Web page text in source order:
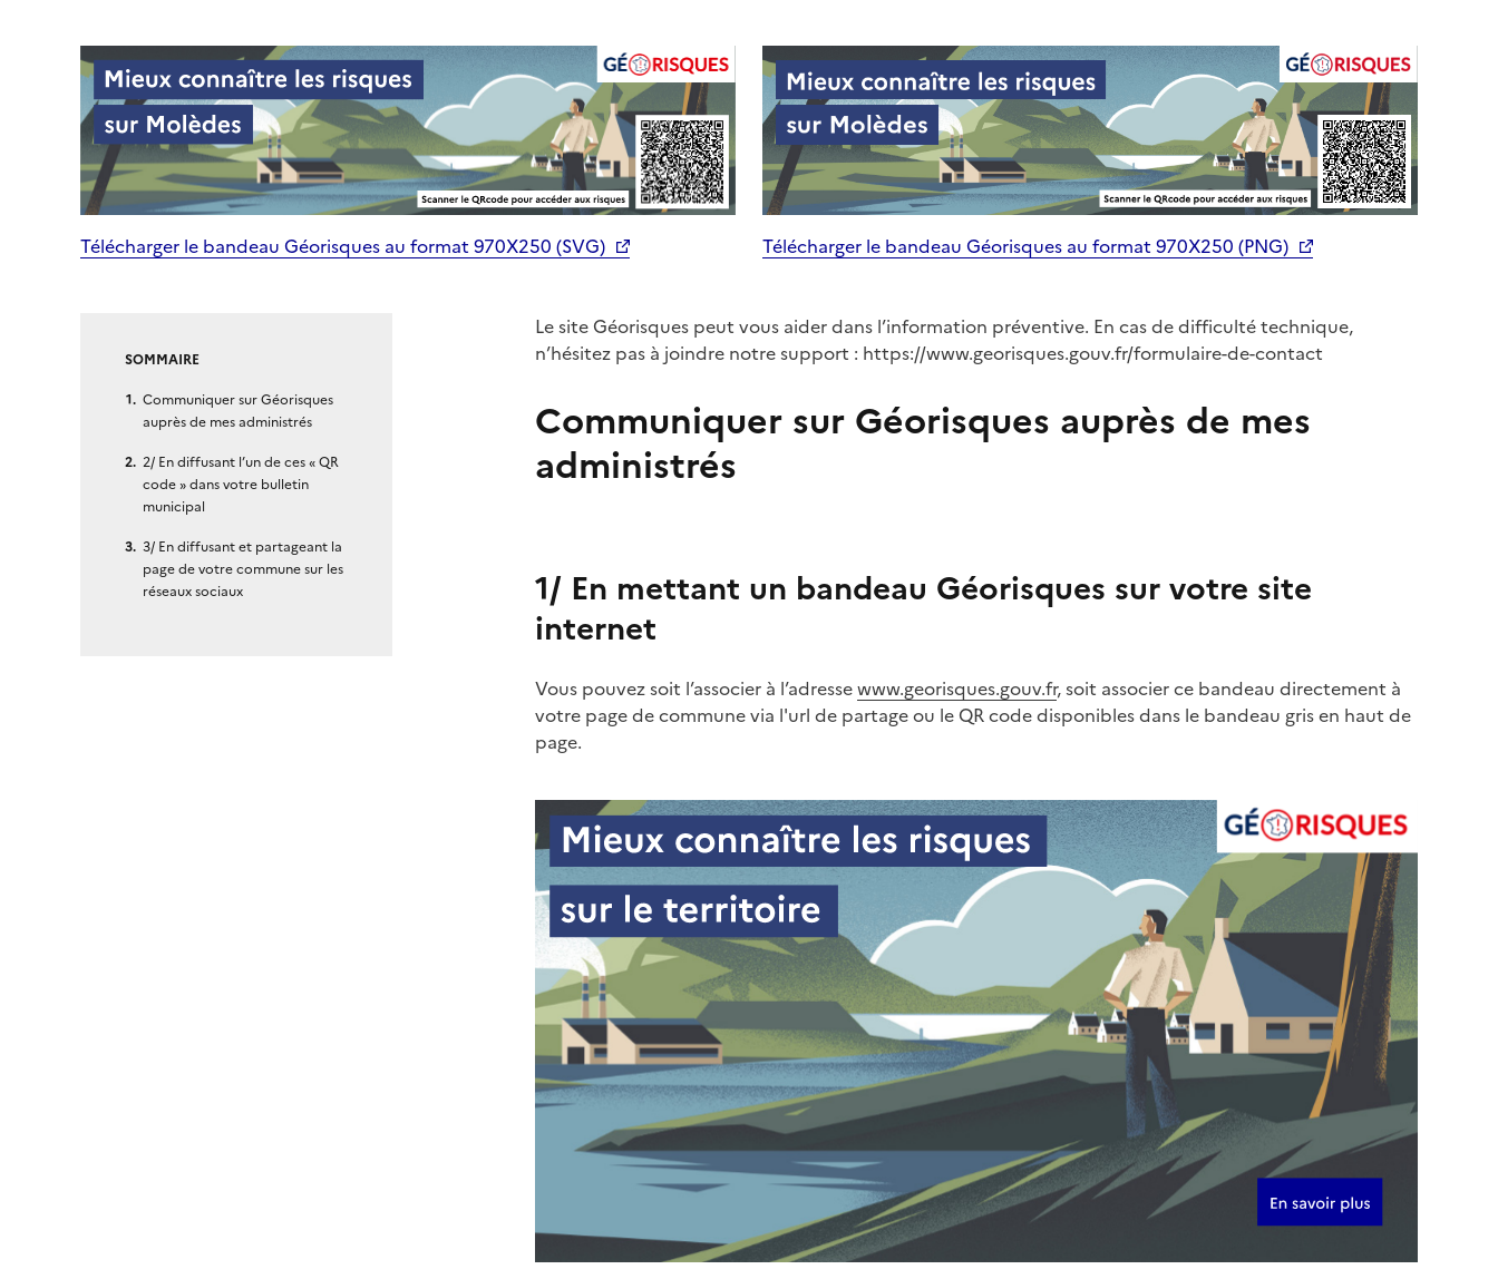
Télécharger le bandeau Géorisques au format 970X250 (SVG) Télécharger le bandeau Géorisques au format 970X250 (PNG)
SOMMAIRE
Communiquer sur Géorisques
auprès de mes administrés
2/ En diffusant l’un de ces « QR
code » dans votre bulletin
municipal
3/ En diffusant et partageant la
page de votre commune sur les
réseaux sociaux
Le site Géorisques peut vous aider dans l’information préventive. En cas de difficulté technique,
n’hésitez pas à joindre notre support : https://www.georisques.gouv.fr/formulaire-de-contact
Communiquer sur Géorisques auprès de mes
administrés
1/ En mettant un bandeau Géorisques sur votre site
internet
Vous pouvez soit l’associer à l’adressewww.georisques.gouv.fr, soit associer ce bandeau directement à
votre page de commune via l'url de partage ou le QR code disponibles dans le bandeau gris en haut de
page.